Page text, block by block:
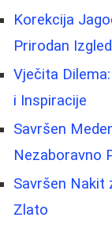
Korekcija
Prirodan
Vječita
i Inspiracije
Savršen
Nezaboravno
Savršen Nakit
Zlato